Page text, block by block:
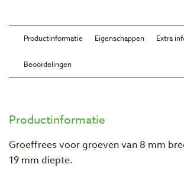
Productinformatie Eigenschappen Extra
Beoordelingen
Productinformatie
Groeffrees voor groeven van 8 mm
19 mm diepte.